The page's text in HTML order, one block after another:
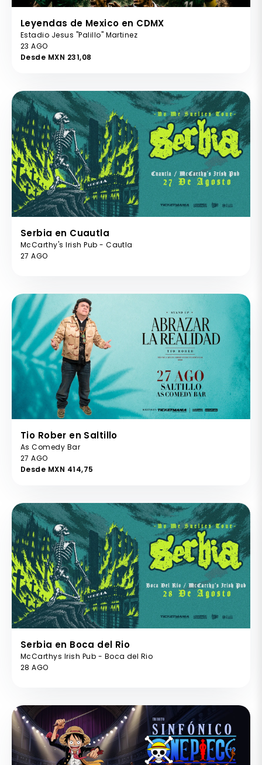
Leyendas de Mexico en CDMX
Estadio Jesus "Palillo" Martinez
23 AGO
Desde MXN 231,08
Serbia en Cuautla
McCarthy's Irish Pub - Cautla
27 AGO
Tio Rober en Saltillo
As Comedy Bar
27 AGO
Desde MXN 414,75
Serbia en Boca del Rio
McCarthys Irish Pub - Boca del Rio
28 AGO